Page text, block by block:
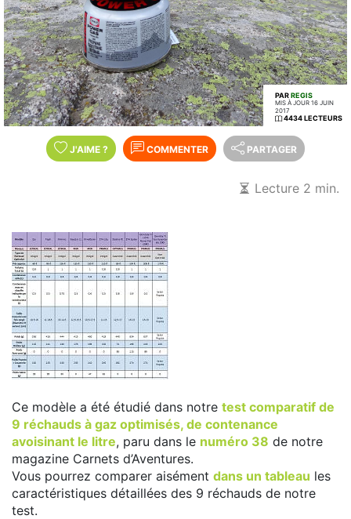
PARREGIS
MIS À JOUR 16 JUIN
2017
4434 LECTEURS
J'AIME ? COMMENTER PARTAGER
Lecture 2 min.
Ce modèle a été étudié dans notre test comparatif de
9 réchauds à gaz optimisés, de contenance
avoisinant le litre, paru dans le numéro 38 de notre
magazine Carnets d’Aventures.
Vous pourrez comparer aisément dans un tableau les
caractéristiques détaillées des 9 réchauds de notre
test.